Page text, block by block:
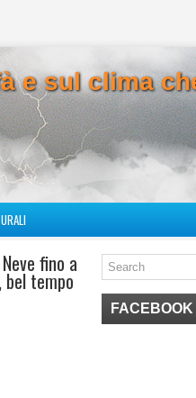
e sul clima
fino a
tempo
FACEBOOK